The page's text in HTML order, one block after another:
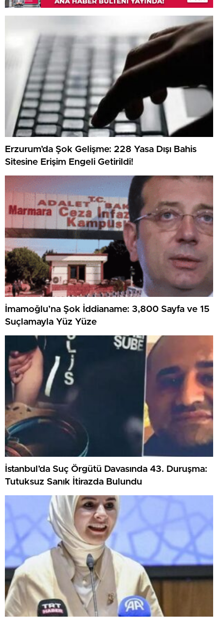
Erzurum’da Şok Gelişme: 228 Yasa Dışı Bahis
Sitesine Erişim Engeli Getirildi!
İmamoğlu’na Şok İddianame: 3,800 Sayfa ve 15
Suçlamayla Yüz Yüze
İstanbul’da Suç Örgütü Davasında 43. Duruşma:
Tutuksuz Sanık İtirazda Bulundu